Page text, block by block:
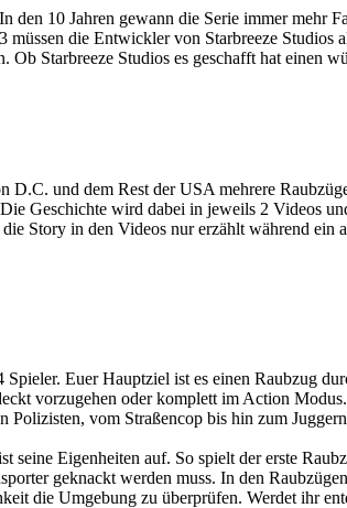
den 10 Jahren gewann die Serie immer
die Entwickler von Starbreeze
Ob Starbreeze Studios es geschafft hat
D.C. und dem Rest der USA mehrere
Geschichte wird dabei in jeweils 2 Videos
Story in den Videos nur erzählt während
Euer Hauptziel ist es einen Raubzug
vorzugehen oder komplett im Action
Polizisten, vom Straßencop bis hin zum
seine Eigenheiten auf. So spielt der erste
geknackt werden muss. In den
die Umgebung zu überprüfen. Werdet ihr